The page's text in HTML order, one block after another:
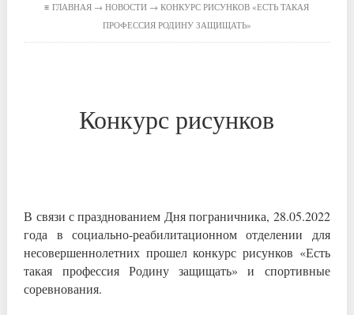
≡ГЛАВНАЯ →НОВОСТИ → КОНКУРС РИСУНКОВ «ЕСТЬ ТАКАЯ
ПРОФЕССИЯ РОДИНУ ЗАЩИЩАТЬ»
Конкурс рисунков
В связи с празднованием Дня пограничника, 28.05.2022
года в социально-реабилитационном отделении для
несовершеннолетних прошел конкурс рисунков «Есть
такая профессия Родину защищать» и спортивные
соревнования.